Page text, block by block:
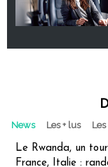
News Les + lus
Le Rwanda, un
France, Italie :